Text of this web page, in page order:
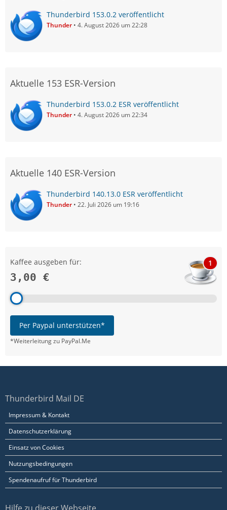
Thunderbird 153.0.2 veröffentlicht
Thunder 4. August 2026 um 22:28
Aktuelle 153 ESR-Version
Thunderbird 153.0.2 ESR veröffentlicht
Thunder 4. August 2026 um 22:34
Aktuelle 140 ESR-Version
Thunderbird 140.13.0 ESR veröffentlicht
Thunder 22. Juli 2026 um 19:16
Kaffee ausgeben für:
3,00 €
1
Per Paypal unterstützen*
*Weiterleitung zu PayPal.Me
Thunderbird Mail DE
Impressum & Kontakt
Datenschutzerklärung
Einsatz von Cookies
Nutzungsbedingungen
Spendenaufruf für Thunderbird